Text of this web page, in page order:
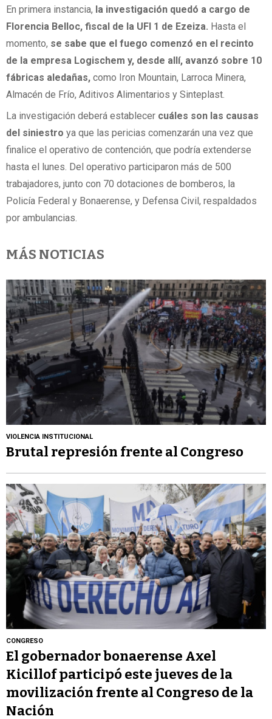
En primera instancia, la investigación quedó a cargo de
Florencia Belloc, fiscal de la UFI 1 de Ezeiza. Hasta el
momento, se sabe que el fuego comenzó en el recinto
de la empresa Logischem y, desde allí, avanzó sobre 10
fábricas aledañas, como Iron Mountain, Larroca Minera,
Almacén de Frío, Aditivos Alimentarios y Sinteplast.
La investigación deberá establecer cuáles son las causas
del siniestro ya que las pericias comenzarán una vez que
finalice el operativo de contención, que podría extenderse
hasta el lunes. Del operativo participaron más de 500
trabajadores, junto con 70 dotaciones de bomberos, la
Policía Federal y Bonaerense, y Defensa Civil, respaldados
por ambulancias.
MÁS NOTICIAS
VIOLENCIA INSTITUCIONAL
Brutal represión frente al Congreso
CONGRESO
El gobernador bonaerense Axel
Kicillof participó este jueves de la
movilización frente al Congreso de la
Nación